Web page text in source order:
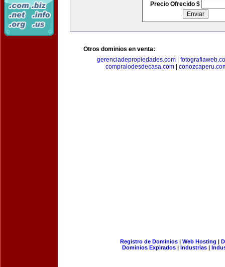
Precio Ofrecido $
Otros dominios en venta:
gerenciadepropiedades.com|
compralodesdecasa.com
Registro de Dominios| Web Hosting |
Dominios Expirados | Industrias |